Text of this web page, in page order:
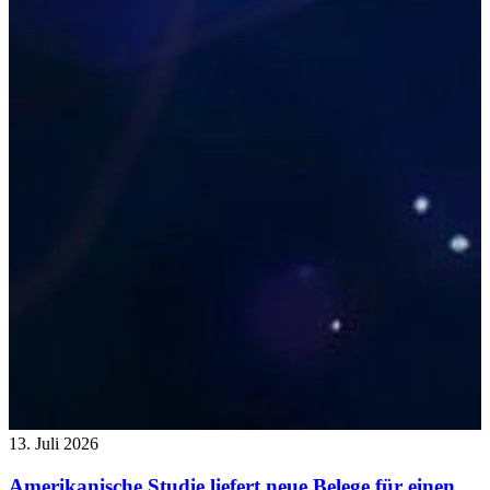
13. Juli 2026